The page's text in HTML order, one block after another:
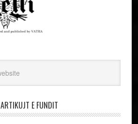
ARTIKUJT E FUNDIT